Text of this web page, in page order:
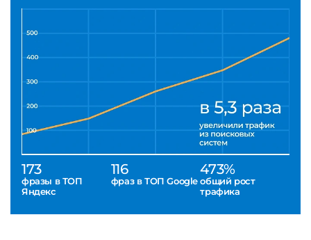
173
фразы в ТОП
Яндекс
116
фраз в ТОП Google
473%
общий рост
трафика